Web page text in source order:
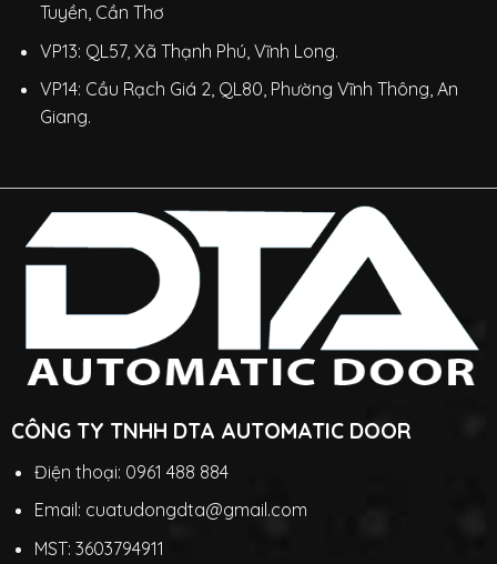
Tuyền, Cần Thơ
VP13: QL57, Xã Thạnh Phú, Vĩnh Long.
VP14: Cầu Rạch Giá 2, QL80, Phường Vĩnh Thông, An
Giang.
CÔNG TY TNHH DTA AUTOMATIC DOOR
Điện thoại: 0961 488 884
Email: cuatudongdta@gmail.com
MST: 3603794911